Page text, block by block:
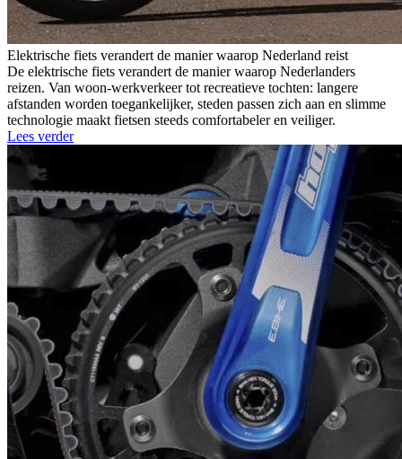
Elektrische fiets verandert de manier waarop Nederland reist
De elektrische fiets verandert de manier waarop Nederlanders
reizen. Van woon-werkverkeer tot recreatieve tochten: langere
afstanden worden toegankelijker, steden passen zich aan en slimme
technologie maakt fietsen steeds comfortabeler en veiliger.
Lees verder